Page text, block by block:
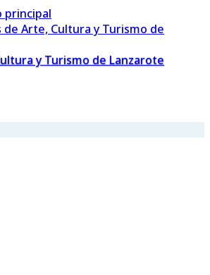
principal
y Turismo de Lanzarote